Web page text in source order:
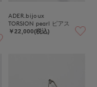
ADER.bijoux
TORSION pearl ピアス
￥22,000(税込)